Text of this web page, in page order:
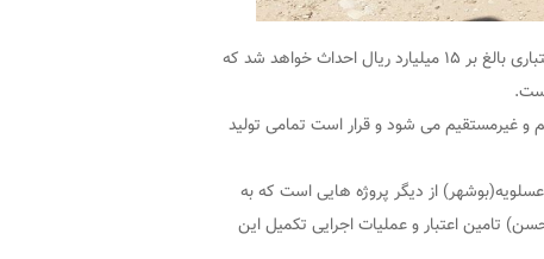
وی تصریح کرد: این واحد تولیدی در زمینی به مساحت ۲ هزار و ۴۶۰ متر مربع و با اعتباری بالغ بر ۱۵ میلیارد ریال احداث خواهد شد که
سبب اشتغالزایی ۳۰ نفر به صورت مستقیم و غیرمستقیم می شود و قرار است تمامی تولید
از دیگر پروژه هایی است که به
تامین اعتبار و عملیات اجرایی تکمیل این